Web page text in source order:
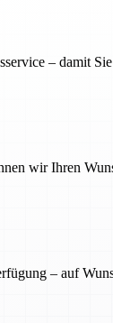
– damit
wir Ihren
– auf